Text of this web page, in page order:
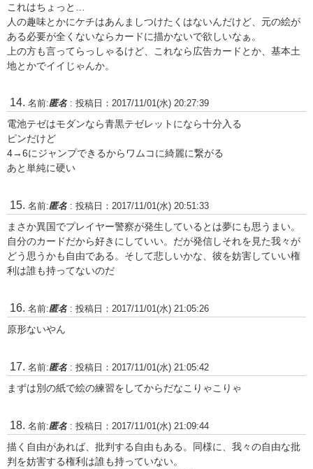
これはちょっと…
人の趣味とかにケチはあんましつけたくはないんだけど、元の絵が
ある必要が全くないならカードに描かないで欲しいなぁ。
上の方も言ってらっしゃるけど、これなら広告カードとか、基本土
地とかでイイじゃんか。
名前:匿名 : 投稿日：2017/11/01(水) 20:27:39
電池テゼはモダンなら青黒テゼレットになら十分入る
ピンだけど
4→6にジャンプできるからワムコに綺麗に繋がる
あと単純に硬い
名前:匿名 : 投稿日：2017/11/01(水) 20:51:33
まさか異国でプレイヤー警察が発生しているとは夢にも思うまい。
自分のカードだから好きにしていい。だが発信しそれを見た我々が
どう思うかも自由である。そして悲しいかな、彼を妨害していい権
利は誰も持ってないのだ
名前:匿名 : 投稿日：2017/11/01(水) 21:05:26
原形ないやん
名前:匿名 : 投稿日：2017/11/01(水) 21:05:42
まずは別の紙で絵の練習をしてからだなこりゃこりゃ
名前:匿名 : 投稿日：2017/11/01(水) 21:09:44
描く自由があれば、批判する自由もある。同様に、我々の自由な批
判を妨害する権利は誰も持っていない。